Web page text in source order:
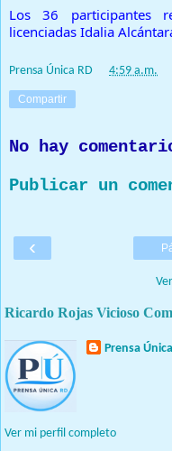
Los 36 participantes
licenciadas Idalia
Prensa Única RD 4:59 a.m.
Compartir
No hay
Publicar un
‹
Ricardo Rojas Vicioso
Prensa
Ver mi perfil completo